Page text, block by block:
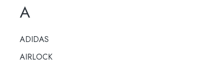
A
ADIDAS
AIRLOCK